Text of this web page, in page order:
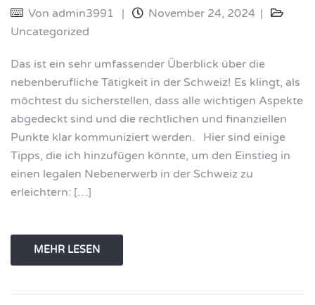
Von admin3991
November 24, 2024
Uncategorized
Das ist ein sehr umfassender Überblick über die
nebenberufliche Tätigkeit in der Schweiz! Es klingt, als
möchtest du sicherstellen, dass alle wichtigen Aspekte
abgedeckt sind und die rechtlichen und finanziellen
Punkte klar kommuniziert werden. Hier sind einige
Tipps, die ich hinzufügen könnte, um den Einstieg in
einen legalen Nebenerwerb in der Schweiz zu
erleichtern: […]
MEHR LESEN